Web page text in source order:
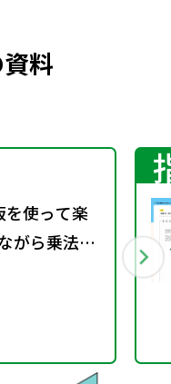
料
を使って楽
がら乗法の